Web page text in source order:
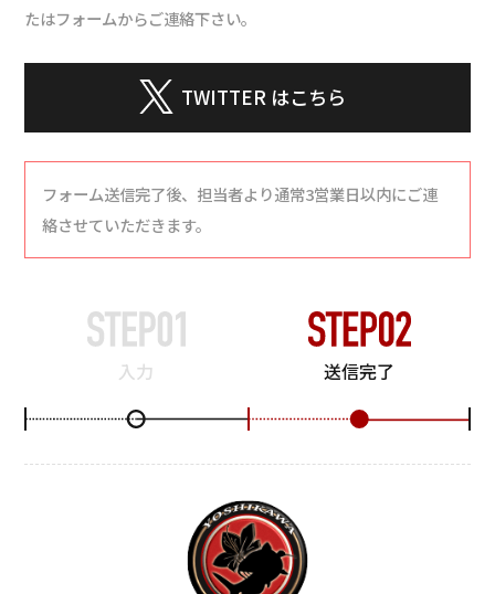
たはフォームからご連絡下さい。
TWITTER はこちら
フォーム送信完了後、担当者より通常3営業日以内にご連
絡させていただきます。
STEP01
入力
STEP02
送信完了